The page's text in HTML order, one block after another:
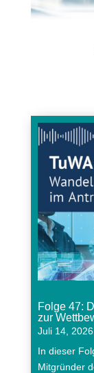
Folge 47:
zur
Juli 14, 2026
In dieser
Mitgründer